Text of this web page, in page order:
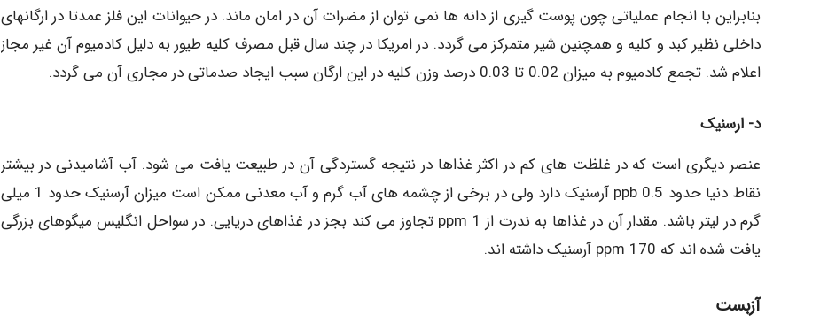
بنابراین با انجام عملیاتی چون پوست گیری از دانه ها نمی توان از مضرات آن در امان ماند. در حیوانات این فلز عمدتا در ارگانهای
داخلی نظیر کبد و کلیه و همچنین شیر متمرکز می گردد. در امریکا در چند سال قبل مصرف کلیه طیور به دلیل کادمیوم آن غیر مجاز
اعلام شد. تجمع کادمیوم به میزان 0.02 تا 0.03 درصد وزن کلیه در این ارگان سبب ایجاد صدماتی در مجاری آن می گردد.
د- ارسنیک
عنصر دیگری است که در غلظت های کم در اکثر غذاها در نتیجه گستردگی آن در طبیعت یافت می شود. آب آشامیدنی در بیشتر
نقاط دنیا حدود ppb 0.5 آرسنیک دارد ولی در برخی از چشمه های آب گرم و آب معدنی ممکن است میزان آرسنیک حدود 1 میلی
گرم در لیتر باشد. مقدار آن در غذاها به ندرت از ppm 1 تجاوز می کند بجز در غذاهای دریایی. در سواحل انگلیس میگوهای بزرگی
یافت شده اند که ppm 170 آرسنیک داشته اند.
آزبست